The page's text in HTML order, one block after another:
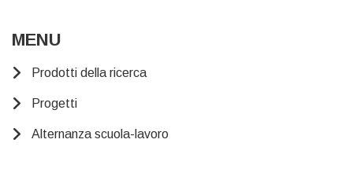
MENU
Prodotti della ricerca
Progetti
Alternanza scuola-lavoro